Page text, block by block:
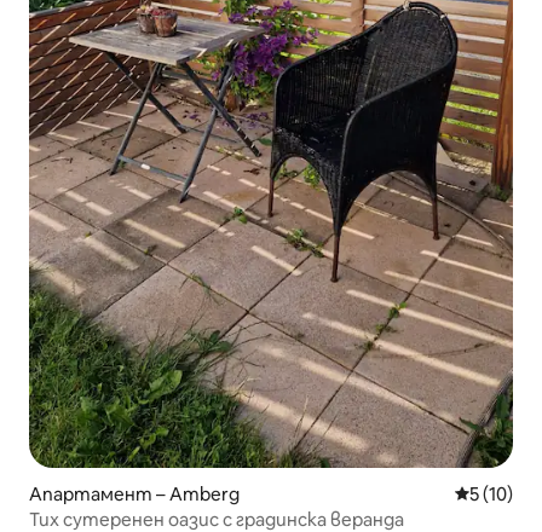
Апартамент – Amberg Средна
5 (10)
Тих сутеренен оазис с градинска веранда